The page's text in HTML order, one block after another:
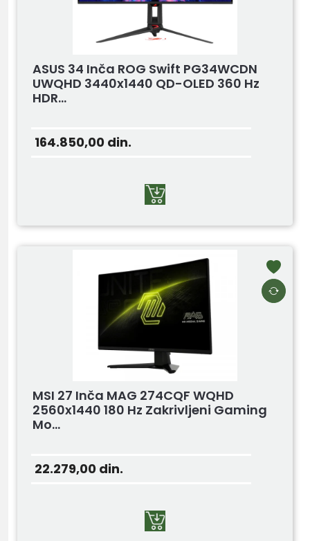
ASUS 34 Inča ROG Swift PG34WCDN
UWQHD 3440x1440 QD-OLED 360 Hz
HDR...
164.850,00 din.
MSI 27 Inča MAG 274CQF WQHD
2560x1440 180 Hz Zakrivljeni Gaming
Mo...
22.279,00 din.